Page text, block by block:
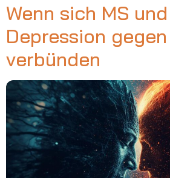
Wenn sich MS und
Depression
verbünden